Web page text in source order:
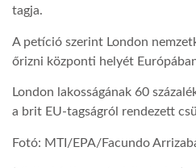
tagja.
A petíció szerint London
őrizni központi helyét
London lakosságának 60
a brit EU-tagságról rendezett
Fotó: MTI/EPA/Facundo